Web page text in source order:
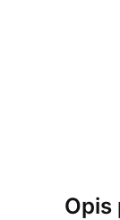
Opis